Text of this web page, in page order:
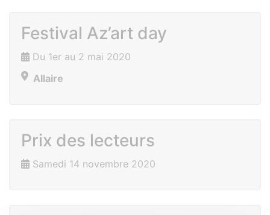
Festival Az’art day
Du 1er au 2 mai 2020
Allaire
Prix des lecteurs
Samedi 14 novembre 2020